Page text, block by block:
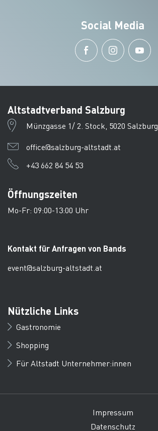
Social Media
Altstadtverband Salzburg
Münzgasse 1/ 2. Stock, 5020 Salzburg
office@salzburg-altstadt.at
+43 662 84 54 53
Öffnungszeiten
Mo-Fr: 09:00-13:00 Uhr
Kontakt für Anfragen von Bands
event@salzburg-altstadt.at
Nützliche Links
Gastronomie
Shopping
Für Altstadt Unternehmer:innen
Impressum
Datenschutz